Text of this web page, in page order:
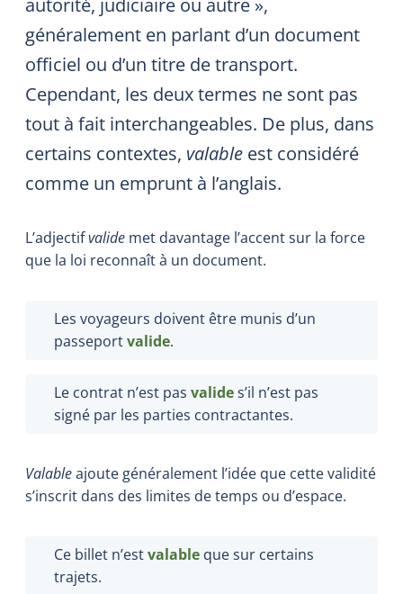
généralement en parlant d’un document
officiel ou d’un titre de transport.
Cependant, les deux termes ne sont pas
tout à fait interchangeables. De plus, dans
certains contextes, valable est considéré
comme un emprunt à l’anglais.
L’adjectifvalide met davantage l’accent sur la force
que la loi reconnaît à un document.
Les voyageurs doivent être munis d’un
passeportvalide.
Le contrat n’est pas valides’il n’est pas
signé par les parties contractantes.
Valableajoute généralement l’idée que cette validité
s’inscrit dans des limites de temps ou d’espace.
Ce billet n’estvalable que sur certains
trajets.